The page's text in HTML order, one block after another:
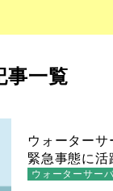
事一覧
ウォーター
緊急事態に活
ウォーターサー